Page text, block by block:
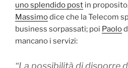
uno splendido post in
Massimodice che la Telecom
business sorpassati; poi Paolo
mancano i servizi:
“La possibilità di disporre